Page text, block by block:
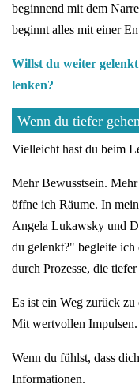
beginnend mit dem
beginnt alles mit einer
Willst du weiter
lenken?
Wenn du tiefer
Vielleicht hast du beim
Mehr Bewusstsein.
öffne ich Räume. In
Angela Lukawsky und
du gelenkt?" begleite
durch Prozesse, die
Es ist ein Weg zurück
Mit wertvollen Impulsen.
Wenn du fühlst, dass
Informationen.